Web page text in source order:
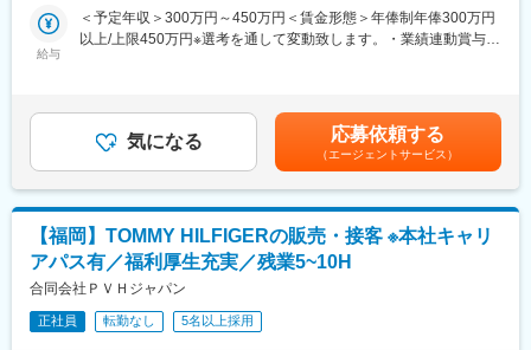
■キャリアパス：
キャリアパス:ストアスタッフからスタートし、サブストアマネー
（バイヤー・VMD・人事など）に挑戦できるチャンスがありま
す！
実際に弊社ではスタッフスタートの方が多く、現在エリアマネー
いております。
一人ひとりの挑戦してみたい！という声を大切にしており、自己
成長が叶う環境です。
■魅力点について
新しい試みに積極的な企業風土があり、上記の通りご本人様次第
でご希望のキャリア形成が叶います。
東京都各店舗のCalvin Kleinにて販売スタッフとして、ブランドの
魅力を多くのお客様に広めて頂くべく、接客販売業務全般をお任
・顧客様へのメッセージ送付
・公式HPスタッフスタイリングの更新
■接客スタイル：
一人一人のお客様と向き合い、寄り添うような接客スタイルで
す。お客様との会話を楽しみながらブランドの魅力を多くの方に
お伝えしてください。
目の前でお客様に喜んでいただけることが何よりもやりがい。お
客様と関係構築ができ、「あなたに接客をしてほしい」と言って
の範囲：会社の定める事業所
給与
＜予定年収＞300万円～450万円＜賃金形態＞年俸制年俸300万円
以上/上限450万円※選考を通して変動致します。・業績連動賞与：
選考を通じて上下する可能性があります。賃金はあくまでも目安
の金額であり、選考を通じて上下する可能性があります。月給(月
額)は固定手当を含めた表記です。
気になる 応募依頼する
（エージェントサービス）
【福岡】TOMMY HILFIGERの販売・接客 ※本社キャリ
アパス有／福利厚生充実／残業5~10H
合同会社ＰＶＨジャパン
正社員 転勤なし 5名以上採用